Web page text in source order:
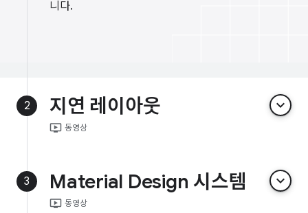
니다.
2 지연 레이아웃 keyboard_arrow_down
ondemand_video 동영상
3 Material Design 시스템 keyboard_arrow_down
ondemand_video 동영상